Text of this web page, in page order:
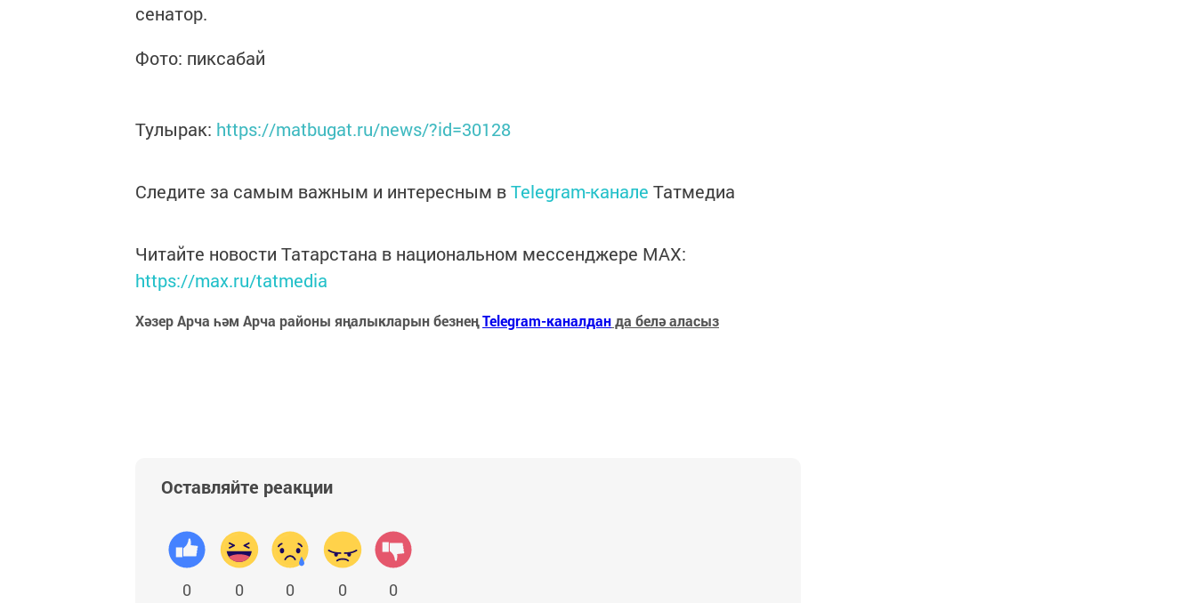
сенатор.
Фото: пиксабай
Тулырак: https://matbugat.ru/news/?id=30128
Следите за самым важным и интересным вTelegram-канале Татмедиа
Читайте новости Татарстана в национальном мессенджере MАХ:
https://max.ru/tatmedia
Хәзер Арча һәм Арча районы яңалыкларын безнеңTelegram-каналданда белә аласыз
Оставляйте реакции
0 0 0 0 0